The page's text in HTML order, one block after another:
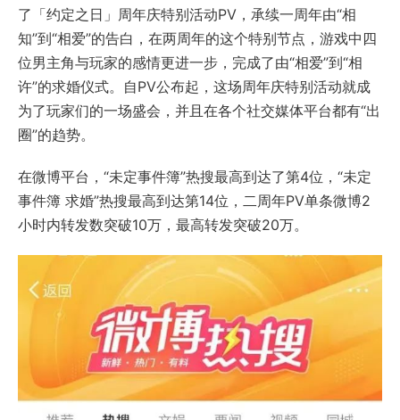
了「约定之日」周年庆特别活动PV，承续一周年由“相
知”到“相爱”的告白，在两周年的这个特别节点，游戏中四
位男主角与玩家的感情更进一步，完成了由“相爱”到“相
许”的求婚仪式。自PV公布起，这场周年庆特别活动就成
为了玩家们的一场盛会，并且在各个社交媒体平台都有“出
圈”的趋势。
在微博平台，“未定事件簿”热搜最高到达了第4位，“未定
事件簿 求婚”热搜最高到达第14位，二周年PV单条微博2
小时内转发数突破10万，最高转发突破20万。